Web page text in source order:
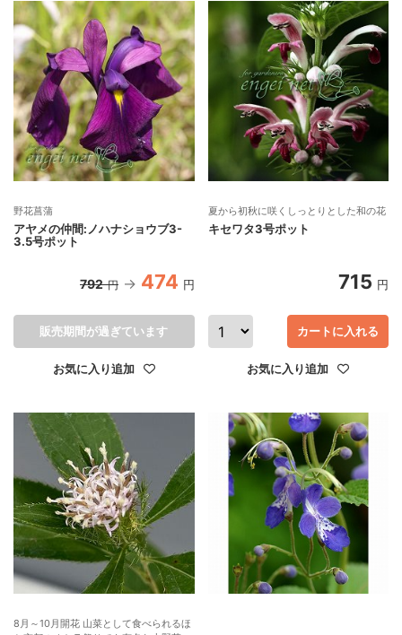
野花菖蒲
アヤメの仲間:ノハナショウブ3-
3.5号ポット
792 円 474 円
お気に入り追加
販売期間が過ぎています
夏から初秋に咲くしっとりとした和の花
キセワタ3号ポット
715 円
カートに入れる
お気に入り追加
8月～10月開花 山菜として食べられるほ